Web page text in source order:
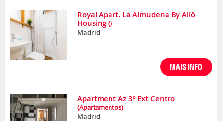
Royal Apart. La Almudena By Allô
Housing ()
Madrid
MAIS INFO
Apartment Az 3º Ext Centro
(Apartamentos)
Madrid